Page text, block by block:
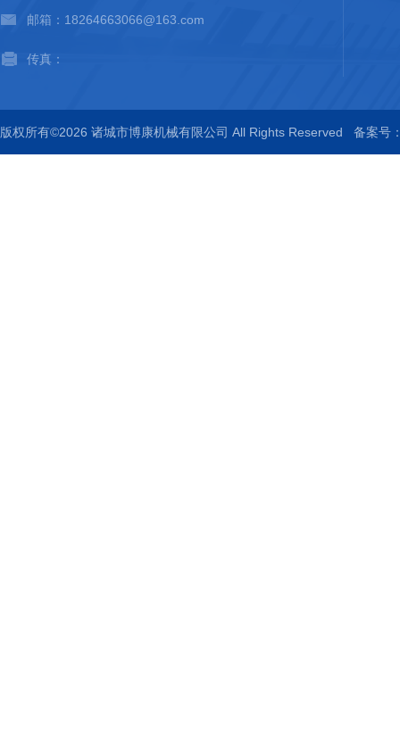
邮箱：18264663066@163.com
传真：
版权所有©2026 诸城市博康机械有限公司 All Rights Reserved 备案号